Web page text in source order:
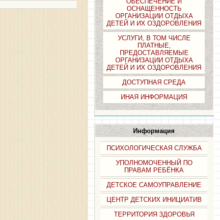
ОСНАЩЕННОСТЬ
ОРГАНИЗАЦИИ ОТДЫХА
ДЕТЕЙ И ИХ ОЗДОРОВЛЕНИЯ
УСЛУГИ, В ТОМ ЧИСЛЕ
ПЛАТНЫЕ,
ПРЕДОСТАВЛЯЕМЫЕ
ОРГАНИЗАЦИИ ОТДЫХА
ДЕТЕЙ И ИХ ОЗДОРОВЛЕНИЯ
ДОСТУПНАЯ СРЕДА
ИНАЯ ИНФОРМАЦИЯ
Информация
ПСИХОЛОГИЧЕСКАЯ СЛУЖБА
УПОЛНОМОЧЕННЫЙ ПО
ПРАВАМ РЕБЁНКА
ДЕТСКОЕ САМОУПРАВЛЕНИЕ
ЦЕНТР ДЕТСКИХ ИНИЦИАТИВ
ТЕРРИТОРИЯ ЗДОРОВЬЯ